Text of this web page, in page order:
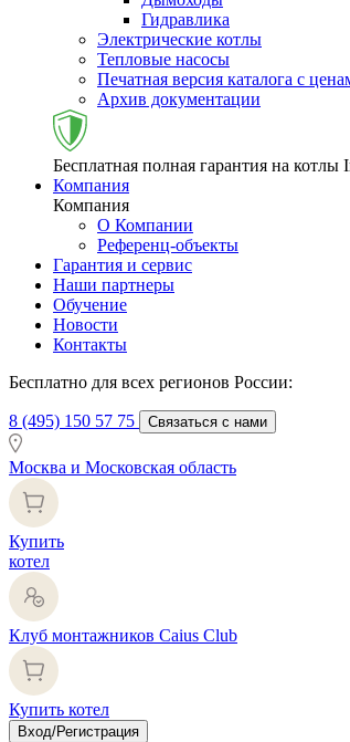
Гидравлика
Электрические котлы
Тепловые насосы
Печатная версия каталога с
Архив документации
Бесплатная полная гарантия на котлы
Компания
Компания
О Компании
Референц-объекты
Гарантия и сервис
Наши партнеры
Обучение
Новости
Контакты
Бесплатно для всех регионов России:
8 (495) 150 57 75 Связаться с нами
Москва и Московская область
Купить
котел
Клуб монтажников Caius Club
Купить котел
Вход/Регистрация